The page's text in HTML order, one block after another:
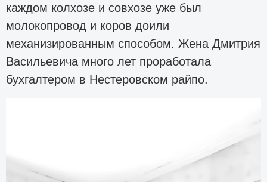
каждом колхозе и совхозе уже был
молокопровод и коров доили
механизированным способом. Жена Дмитрия
Васильевича много лет проработала
бухгалтером в Нестеровском райпо.